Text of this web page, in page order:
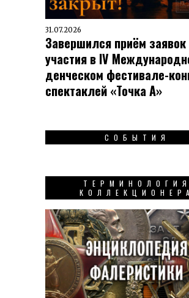
31.07.2026
Завершился приём
участия в IV
ден­чес­ком фес­ти­вале-
спек­таклей «Точка А»
СОБЫТИЯ
ТЕРМИНОЛОГИЯ
КОЛЛЕКЦИОНЕРА